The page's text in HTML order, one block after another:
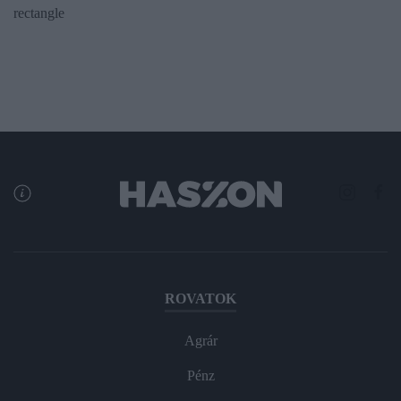
rectangle
ROVATOK
Agrár
Pénz